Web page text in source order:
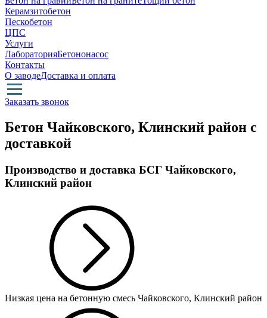
Керамзитобетон
Пескобетон
ЦПС
Услуги
ЛабораторияБетононасос
Контакты
О заводеДоставка и оплата
Заказать звонок
Бетон Чайковского, Клинский район с
доставкой
Производство и доставка БСГ Чайковского,
Клинский район
Низкая цена на бетонную смесь Чайковского, Клинский район